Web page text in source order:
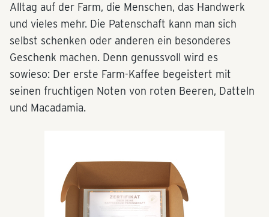
Alltag auf der Farm, die Menschen, das Handwerk
und vieles mehr. Die Patenschaft kann man sich
selbst schenken oder anderen ein besonderes
Geschenk machen. Denn genussvoll wird es
sowieso: Der erste Farm-Kaffee begeistert mit
seinen fruchtigen Noten von roten Beeren, Datteln
und Macadamia.